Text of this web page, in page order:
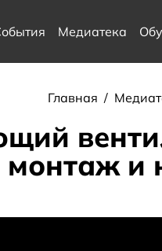
Медиатека
Главная /
монтаж и